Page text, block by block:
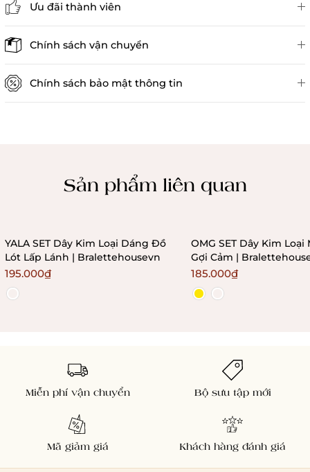
Ưu đãi thành viên
Chính sách vận chuyển
Chính sách bảo mật thông tin
Sản phẩm liên quan
YALA SET Dây Kim Loại Dáng Đồ
Lót Lấp Lánh | Bralettehousevn
195.000₫
OMG SET Dây Kim Loại
Gợi Cảm |
185.000₫
Miễn phí vận chuyển Bộ sưu tập mới
Mã giảm giá Khách hàng đánh giá